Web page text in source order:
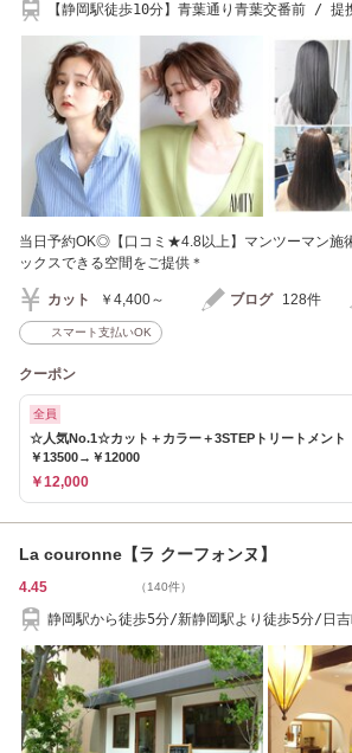
【静岡駅徒歩10分】青葉通り青葉交番前 /
当日予約OK◎【口コミ★4.8以上】マンツーマン施
ックスできる空間をご提供＊
カット ￥4,400～ ブログ 128件
スマート支払いOK
クーポン
全員
☆人気No.1☆カット＋カラー＋3STEPトリートメント
￥13500→￥12000
￥12,000
La couronne【ラ クーフォンヌ】
4.45 （140件）
静岡駅から徒歩5分/新静岡駅より徒歩5分/日